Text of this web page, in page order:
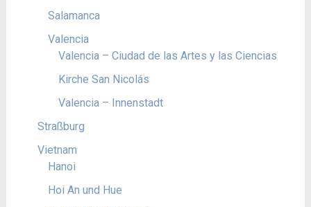
Salamanca
Valencia
Valencia – Ciudad de las Artes y las Ciencias
Kirche San Nicolás
Valencia – Innenstadt
Straßburg
Vietnam
Hanoi
Hoi An und Hue